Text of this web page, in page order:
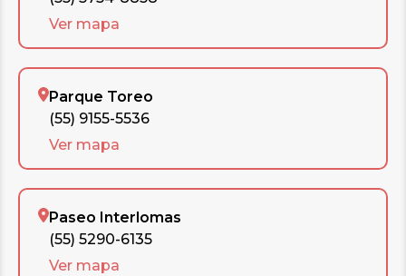
Ver mapa
Parque Toreo
(55) 9155-5536
Ver mapa
Paseo Interlomas
(55) 5290-6135
Ver mapa